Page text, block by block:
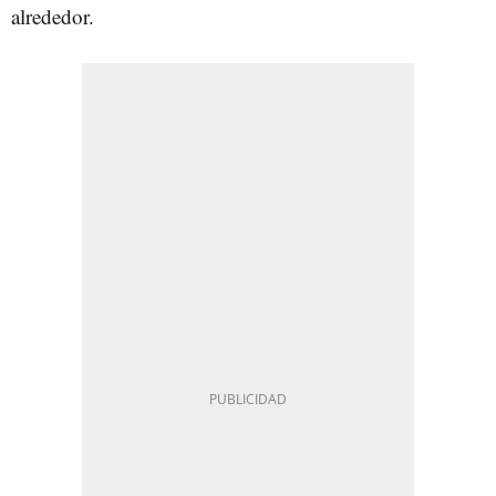
alrededor.